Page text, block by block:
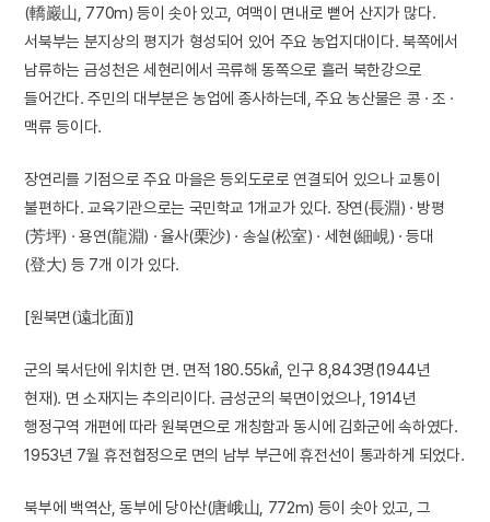
(轎巖山, 770m) 등이 솟아 있고, 여맥이 면내로 뻗어 산지가 많다.
서북부는 분지상의 평지가 형성되어 있어 주요 농업지대이다. 북쪽에서
남류하는 금성천은 세현리에서 곡류해 동쪽으로 흘러 북한강으로
들어간다. 주민의 대부분은 농업에 종사하는데, 주요 농산물은 콩 · 조 ·
맥류 등이다.
장연리를 기점으로 주요 마을은 등외도로로 연결되어 있으나 교통이
불편하다. 교육기관으로는 국민학교 1개교가 있다. 장연(長淵) · 방평
(芳坪) · 용연(龍淵) · 율사(栗沙) · 송실(松室) · 세현(細峴) · 등대
(登大) 등 7개 이가 있다.
[원북면(遠北面)]
군의 북서단에 위치한 면. 면적 180.55㎢, 인구 8,843명(1944년
현재). 면 소재지는 추의리이다. 금성군의 북면이었으나, 1914년
행정구역 개편에 따라 원북면으로 개칭함과 동시에 김화군에 속하였다.
1953년 7월 휴전협정으로 면의 남부 부근에 휴전선이 통과하게 되었다.
북부에 백역산, 동부에 당아산(唐峨山, 772m) 등이 솟아 있고, 그